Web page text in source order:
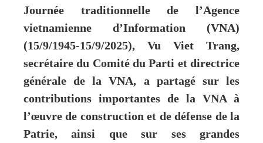
Journée traditionnelle de l’Agence
vietnamienne d’Information (VNA)
(15/9/1945-15/9/2025), Vu Viet Trang,
secrétaire du Comité du Parti et directrice
générale de la VNA, a partagé sur les
contributions importantes de la VNA à
l’œuvre de construction et de défense de la
Patrie, ainsi que sur ses grandes